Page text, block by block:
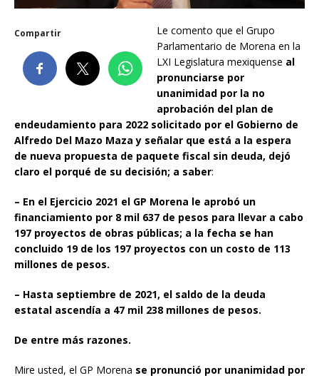
Compartir
Le comento que el Grupo
Parlamentario de Morena en la
LXI Legislatura mexiquense al
pronunciarse por
unanimidad por la no
aprobación del plan de
endeudamiento para 2022 solicitado por el Gobierno de
Alfredo Del Mazo Maza y señalar que está a la espera
de nueva propuesta de paquete fiscal sin deuda, dejó
claro el porqué de su decisión; a saber:
– En el Ejercicio 2021 el GP Morena le aprobó un
financiamiento por 8 mil 637 de pesos para llevar a cabo
197 proyectos de obras públicas; a la fecha se han
concluido 19 de los 197 proyectos con un costo de 113
millones de pesos.
– Hasta septiembre de 2021, el saldo de la deuda
estatal ascendía a 47 mil 238 millones de pesos.
De entre más razones.
Mire usted, el GP Morena se pronunció por unanimidad por